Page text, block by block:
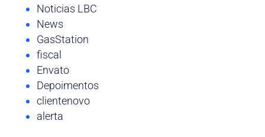
Noticias LBC
News
GasStation
fiscal
Envato
Depoimentos
clientenovo
alerta